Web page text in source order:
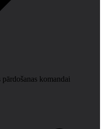
komandai